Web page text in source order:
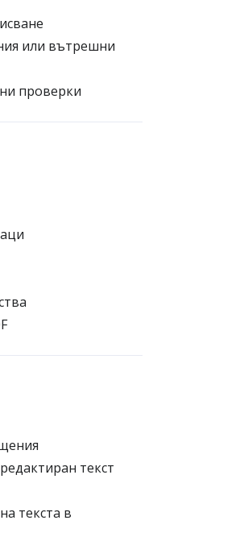
или вътрешни
проверки
текст
текста в